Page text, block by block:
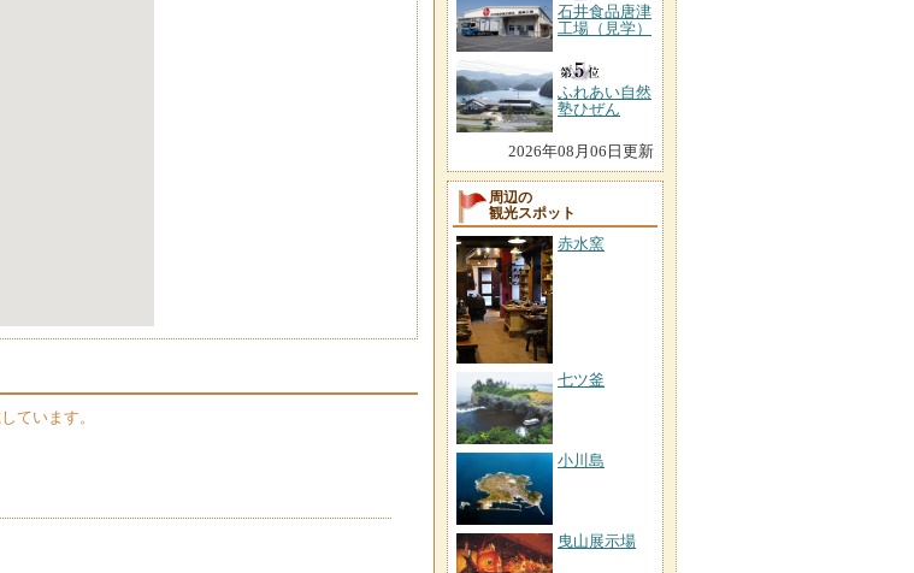
ています。
石井食品唐津
工場（見学）
ふれあい自然
塾ひぜん
2026年08月06日更新
周辺の
観光スポット
赤水窯
七ツ釜
小川島
曳山展示場